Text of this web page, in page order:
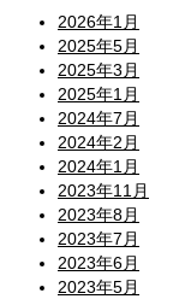
2026年1月
2025年5月
2025年3月
2025年1月
2024年7月
2024年2月
2024年1月
2023年11月
2023年8月
2023年7月
2023年6月
2023年5月